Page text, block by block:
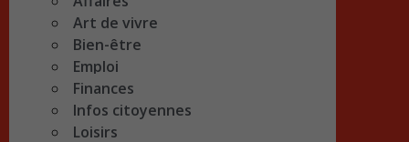
Art de vivre
Bien-être
Emploi
Finances
Infos citoyennes
Loisirs